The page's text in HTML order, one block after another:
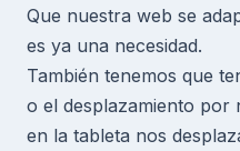
Que nuestra web se
es ya una necesidad.
También tenemos que
o el desplazamiento por
en la tableta nos